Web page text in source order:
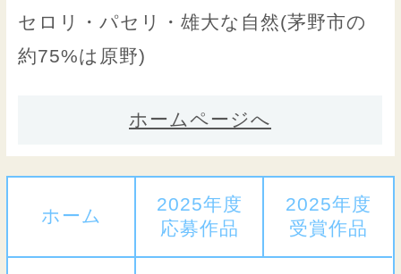
セロリ・パセリ・雄大な自然(茅野市の
約75%は原野)
ホームページへ
ホーム
2025年度
応募作品
2025年度
受賞作品